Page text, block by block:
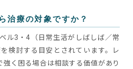
治療の対象ですか？
ル3・4（日常生活がしばしば／常
検討する目安とされています。レ
く困る場合は相談する価値があり